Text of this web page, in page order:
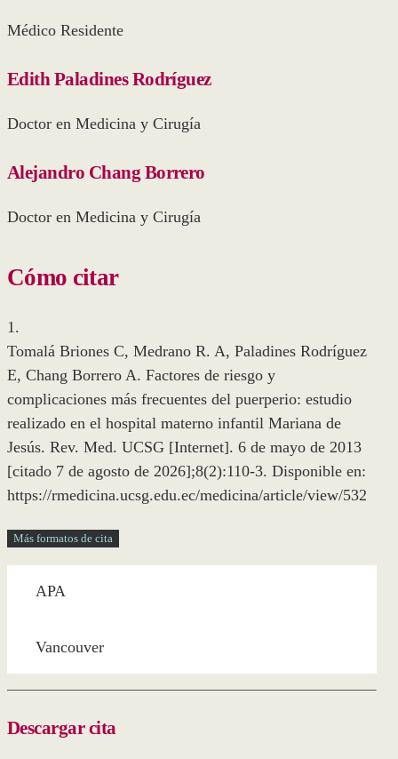
Médico Residente
Edith Paladines Rodríguez
Doctor en Medicina y Cirugía
Alejandro Chang Borrero
Doctor en Medicina y Cirugía
Cómo citar
1.
Tomalá Briones C, Medrano R. A, Paladines Rodríguez
E, Chang Borrero A. Factores de riesgo y
complicaciones más frecuentes del puerperio: estudio
realizado en el hospital materno infantil Mariana de
Jesús. Rev. Med. UCSG [Internet]. 6 de mayo de 2013
[citado 7 de agosto de 2026];8(2):110-3. Disponible en:
https://rmedicina.ucsg.edu.ec/medicina/article/view/532
Más formatos de cita
APA
Vancouver
Descargar cita